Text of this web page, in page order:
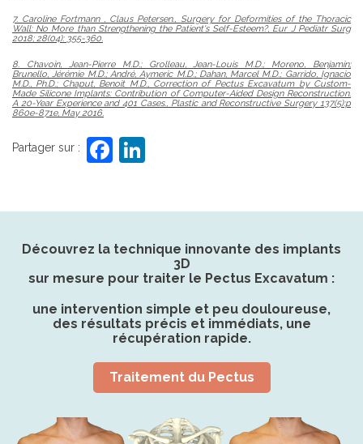
7. Caroline Fortmann , Claus Petersen., Surgery for Deformities of the Thoracic
Wall: No More than Strengthening the Patient's Self-Esteem?, Eur J Pediatr Surg
2018; 28(04): 355-360.
8. Chavoin, Jean-Pierre M.D.; Grolleau, Jean-Louis M.D.; Moreno, Benjamin;
Brunello, Jérémie M.D.; André, Aymeric M.D.; Dahan, Marcel M.D.; Garrido, Ignacio
M.D., Ph.D.; Chaput, Benoit M.D., Correction of Pectus Excavatum by Custom-
Made Silicone Implants: Contribution of Computer-Aided Design Reconstruction.
A 20-Year Experience and 401 Cases., Plastic and Reconstructive Surgery 137(5):p
860e-871e, May 2016.
Partager sur :
F
a
b
o
o
k
dI
n
Découvrez la technique innovante des implants
3D
sur mesure pour traiter le Pectus Excavatum :
une intervention simple et peu douloureuse,
des résultats précis et immédiats, une
récupération rapide.
Traitement du Pectus